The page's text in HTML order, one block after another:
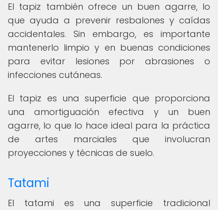
El tapiz también ofrece un buen agarre, lo
que ayuda a prevenir resbalones y caídas
accidentales. Sin embargo, es importante
mantenerlo limpio y en buenas condiciones
para evitar lesiones por abrasiones o
infecciones cutáneas.
El tapiz es una superficie que proporciona
una amortiguación efectiva y un buen
agarre, lo que lo hace ideal para la práctica
de artes marciales que involucran
proyecciones y técnicas de suelo.
Tatami
El tatami es una superficie tradicional